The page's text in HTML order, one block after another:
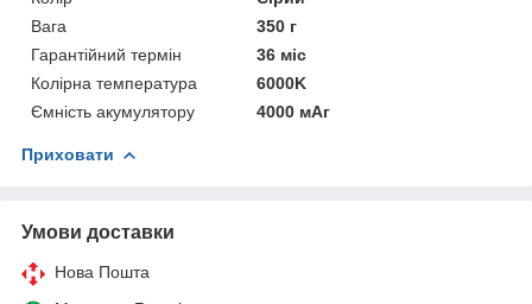
Вага
350 г
Гарантійний термін
36 міс
Колірна температура
6000K
Ємність акумулятору
4000 мАг
Приховати
Умови доставки
Нова Пошта